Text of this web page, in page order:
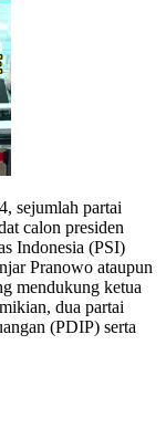
sejumlah partai
calon presiden
Indonesia (PSI)
Pranowo ataupun
mendukung ketua
dua partai
(PDIP) serta